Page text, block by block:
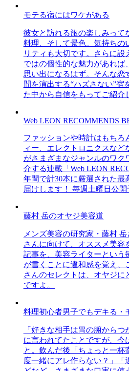
モテる宿にはワケがある
彼女と訪れる旅の楽しみっ
料理、そして景色。気持ちの
リティも大切です。さらに設
ではの個性的な魅力があれば
思い出になるはず。そんな恋
間を演出する“ハズさない”宿
た中から自信をもってご紹介
Web LEON RECOMMENDS
ファッションや時計はもちろ
ィー、エレクトロニクスなど
がさまざまなジャンルのワク
介する連載「Web LEON
年間で計30本に厳選された最
届けします！ 毎週土曜日公開
藤村 岳のオヤジ美容道
メンズ美容の研究家・藤村
さんに向けて、オススメ美容
記事を、美容ライターという
が書くことに違和感を覚え、
さんのセレクトは、オヤジに
ですよ。
料理初心者男子でもデキる・
「好きな相手は胃の腑から
に言われてたことですが、今
と。飲んだ後「ちょっと一杯
度一緒にアレ作らない？」「